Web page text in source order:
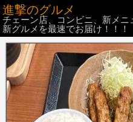
進撃のグルメ
チェーン店、コンビニ、新メ
新グルメを最速でお届け！！！